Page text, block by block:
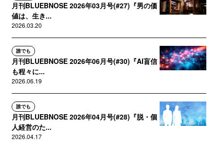
月刊BLUEBNOSE 2026年03月号(#27)『男の価
値は、生き...
2026.03.20
誰でも
月刊BLUEBNOSE 2026年06月号(#30)『AI盲信
も程々に...
2026.06.19
誰でも
月刊BLUEBNOSE 2026年04月号(#28)『脱・個
人経営のた...
2026.04.17